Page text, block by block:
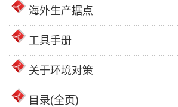
海外生产据点
工具手册
关于环境对策
目录(全页)